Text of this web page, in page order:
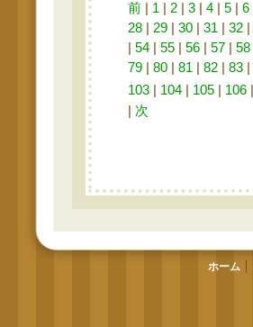
前 1 2 3 4 5 6
28
29 30 31 32
54 55 56 57 58
79
80 81 82 83
103
104 105 106
次
ホーム